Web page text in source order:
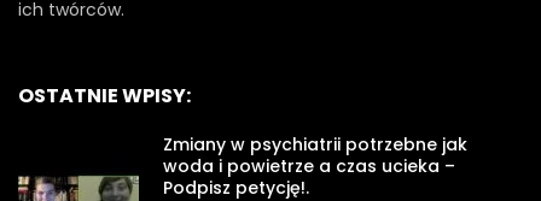
ich twórców.
OSTATNIE WPISY:
Zmiany w psychiatrii potrzebne jak
woda i powietrze a czas ucieka –
Podpisz petycję!.